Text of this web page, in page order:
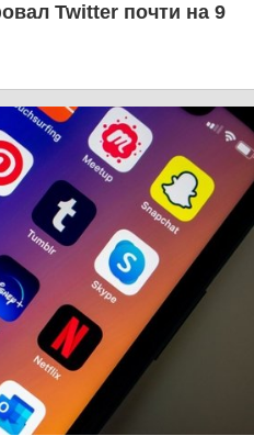
Twitter почти на 9